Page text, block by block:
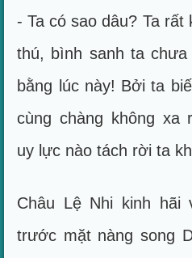
- Ta có sao dâu? Ta
thú, bình sanh ta
bằng lúc này! Bởi ta
cùng chàng không xa
uy lực nào tách rời ta
Châu Lệ Nhi kinh hãi
trước mặt nàng song